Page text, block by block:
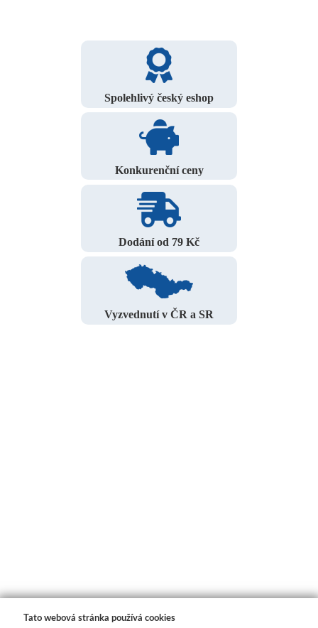
Spolehlivý český eshop
Konkurenční ceny
Dodání od 79 Kč
Vyzvednutí v ČR a SR
Tato webová stránka používá cookies